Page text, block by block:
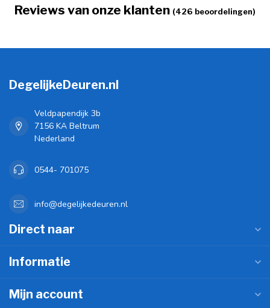
Reviews van onze klanten (426 beoordelingen)
DegelijkeDeuren.nl
Veldpapendijk 3b
7156 KA Beltrum
Nederland
0544- 701075
info@degelijkedeuren.nl
Direct naar
Informatie
Mijn account